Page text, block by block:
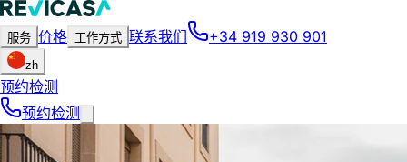
服务 价格 工作方式 联系我们 +34 919 930 901
zh
预约检测
预约检测